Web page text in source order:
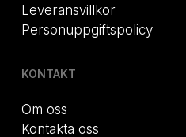
Leveransvillkor
Personuppgiftspolicy
KONTAKT
Om oss
Kontakta oss